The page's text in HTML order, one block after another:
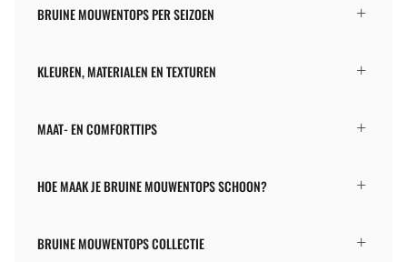
BRUINE MOUWENTOPS PER SEIZOEN
KLEUREN, MATERIALEN EN TEXTUREN
MAAT- EN COMFORTTIPS
HOE MAAK JE BRUINE MOUWENTOPS SCHOON?
BRUINE MOUWENTOPS COLLECTIE